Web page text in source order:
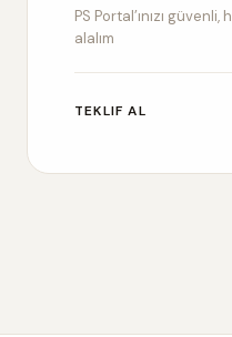
PS Portal’ınızı
alalım
TEKLIF AL